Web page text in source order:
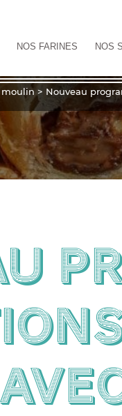
NOS FARINES NOS
moulin > Nouveau